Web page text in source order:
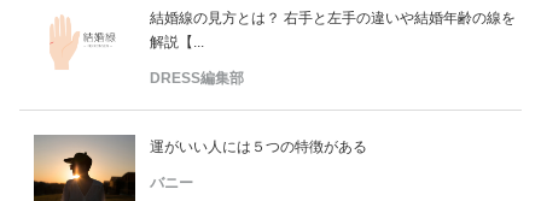
結婚線の見方とは？ 右手と左手の違いや結婚年齢の線を
解説【...
DRESS編集部
運がいい人には５つの特徴がある
バニー